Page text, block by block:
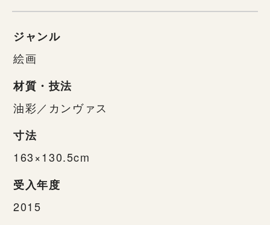
ジャンル
絵画
材質・技法
油彩／カンヴァス
寸法
163×130.5cm
受入年度
2015